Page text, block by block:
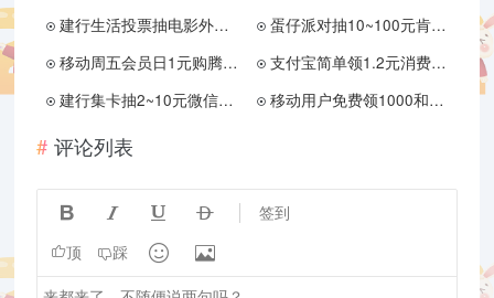
建行生活投票抽电影外卖满减券
蛋仔派对抽10~100元肯德基卡
移动周五会员日1元购腾讯视频等会员 0元领29元瑞幸等代金券
支付宝简单领1.2元消费红包
建行集卡抽2~10元微信立减金
移动用户免费领1000和包积分
评论列表
    签到
顶 踩  